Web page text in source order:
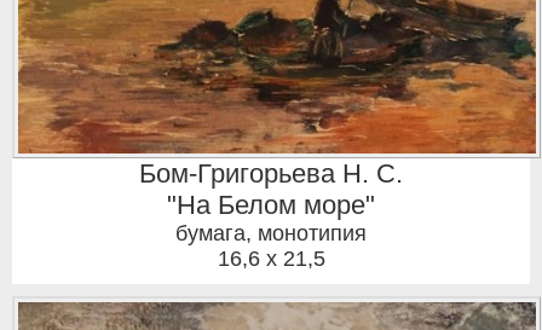
Бом-Григорьева Н. С.
"На Белом море"
бумага, монотипия
16,6 x 21,5